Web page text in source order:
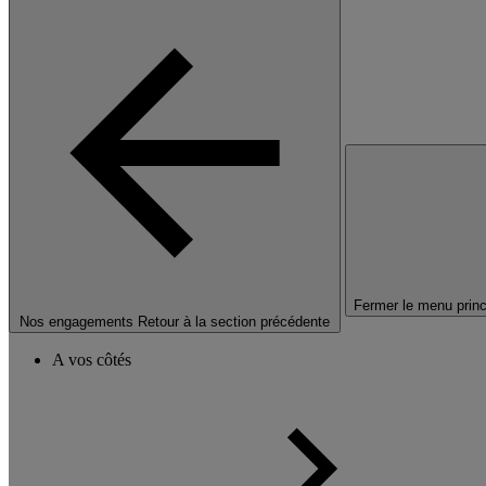
Nos engagements Retour à la section précédente
Fermer le menu
A vos côtés